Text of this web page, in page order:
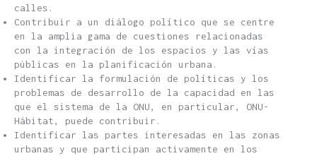
calles.
Contribuir a un diálogo político que se centre
en la amplia gama de cuestiones relacionadas
con la integración de los espacios y las vías
públicas en la planificación urbana.
Identificar la formulación de políticas y los
problemas de desarrollo de la capacidad en las
que el sistema de la ONU, en particular, ONU-
Hábitat, puede contribuir.
Identificar las partes interesadas en las zonas
urbanas y que participan activamente en los